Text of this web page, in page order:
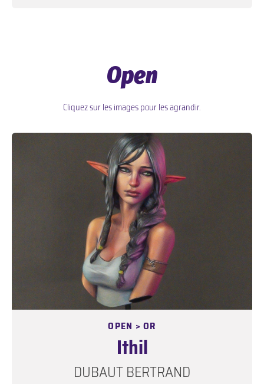
Open
Cliquez sur les images pour les agrandir.
OPEN > OR
Ithil
DUBAUT BERTRAND